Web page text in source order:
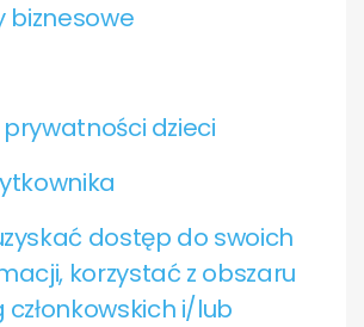
biznesowe
dzieci
dostęp do swoich
korzystać z obszaru
członkowskich i/lub